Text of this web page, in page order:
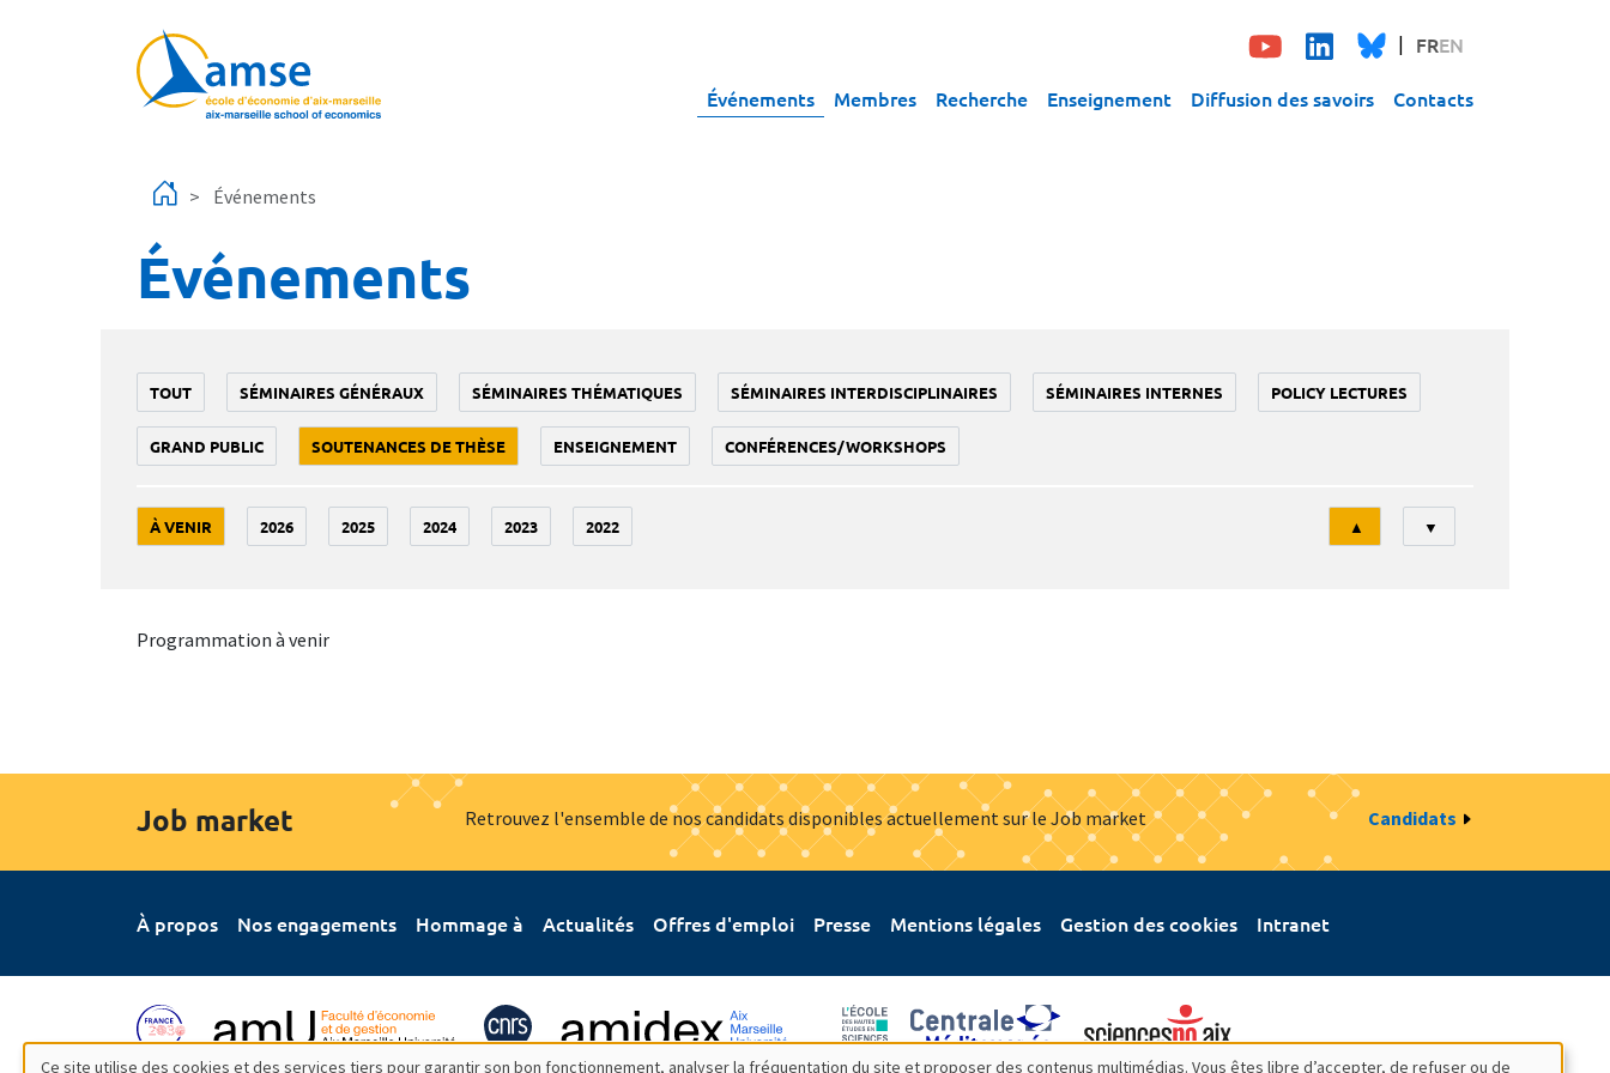
FREN
Événements Membres Recherche Enseignement Diffusion des savoirs Contacts
Événements
Événements
TOUT SÉMINAIRES GÉNÉRAUX SÉMINAIRES THÉMATIQUES SÉMINAIRES INTERDISCIPLINAIRES SÉMINAIRES INTERNES POLICY LECTURES
GRAND PUBLIC SOUTENANCES DE THÈSE ENSEIGNEMENT CONFÉRENCES/WORKSHOPS
À VENIR 2026 2025 2024 2023 2022
Tri
▲ ▼
Programmation à venir
Job market Retrouvez l'ensemble de nos candidats disponibles actuellement sur le Job market Candidats
À propos Nos engagements Hommage à Actualités Offres d'emploi Presse Mentions légales Gestion des cookies Intranet
Ce site utilise des cookies et des services tiers pour garantir son bon fonctionnement, analyser la fréquentation du site et proposer des contenus multimédias. Vous êtes libre d’accepter, de refuser ou de